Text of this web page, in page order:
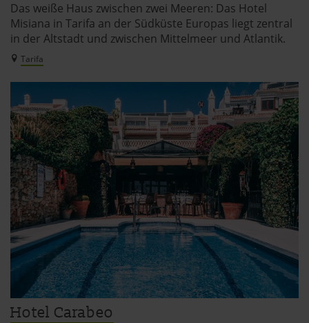
Das weiße Haus zwischen zwei Meeren: Das Hotel
Misiana in Tarifa an der Südküste Europas liegt zentral
in der Altstadt und zwischen Mittelmeer und Atlantik.
Tarifa
Hotel Carabeo